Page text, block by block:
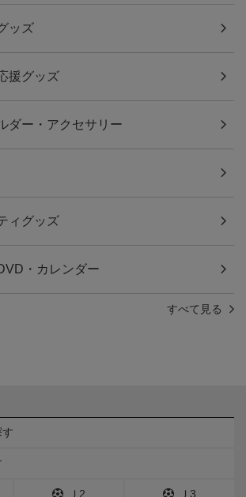
ッズ
援グッズ
ダー・アクセサリー
ィグッズ
・カレンダー
すべて見る
Ｊ2 Ｊ3